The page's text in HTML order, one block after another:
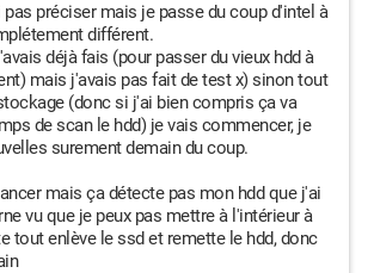
préciser mais je passe du coup d'intel à
différent.
déjà fais (pour passer du vieux hdd à
mais j'avais pas fait de test x) sinon tout
(donc si j'ai bien compris ça va
de scan le hdd) je vais commencer, je
surement demain du coup.
mais ça détecte pas mon hdd que j'ai
vu que je peux pas mettre à l'intérieur à
tout enlève le ssd et remette le hdd, donc